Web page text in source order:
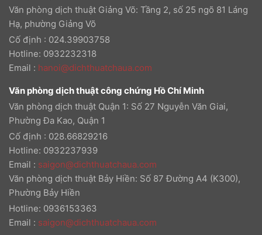
Văn phòng dịch thuật Giảng Võ: Tầng 2, số 25 ngõ 81 Láng
Hạ, phường Giảng Võ
Cố định : 024.39903758
Hotline: 0932232318
Email : hanoi@dichthuatchaua.com
Văn phòng dịch thuật công chứng Hồ Chí Minh
Văn phòng dịch thuật Quận 1: Số 27 Nguyễn Văn Giai,
Phường Đa Kao, Quận 1
Cố định : 028.66829216
Hotline: 0932237939
Email : saigon@dichthuatchaua.com
Văn phòng dịch thuật Bảy Hiền: Số 87 Đường A4 (K300),
Phường Bảy Hiền
Hotline: 0936153363
Email : saigon@dichthuatchaua.com